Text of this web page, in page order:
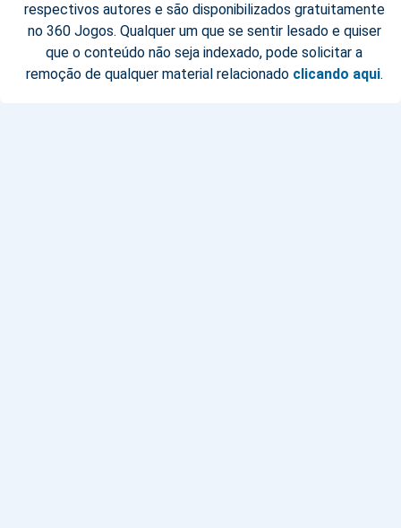
respectivos autores e são disponibilizados gratuitamente
no 360 Jogos. Qualquer um que se sentir lesado e quiser
que o conteúdo não seja indexado, pode solicitar a
remoção de qualquer material relacionado clicando aqui.